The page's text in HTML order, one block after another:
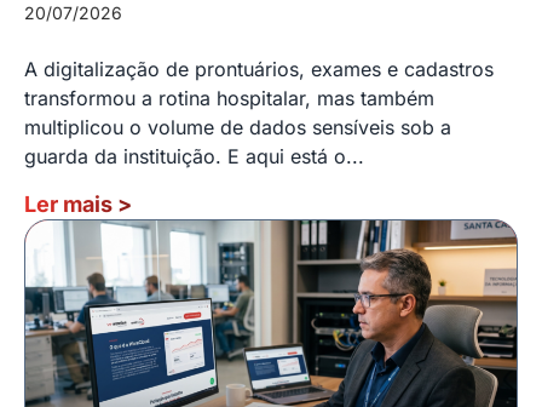
20/07/2026
A digitalização de prontuários, exames e cadastros
transformou a rotina hospitalar, mas também
multiplicou o volume de dados sensíveis sob a
guarda da instituição. E aqui está o...
Ler mais >